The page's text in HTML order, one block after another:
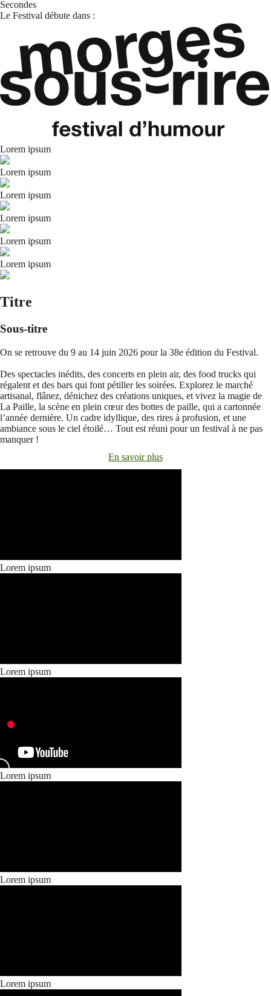
Secondes
Le Festival débute dans :
Lorem ipsum
Lorem ipsum
Lorem ipsum
Lorem ipsum
Lorem ipsum
Lorem ipsum
Titre
Sous-titre
On se retrouve du 9 au 14 juin 2026 pour la 38e édition du Festival.
Des spectacles inédits, des concerts en plein air, des food trucks qui
régalent et des bars qui font pétiller les soirées. Explorez le marché
artisanal, flânez, dénichez des créations uniques, et vivez la magie de
La Paille, la scène en plein cœur des bottes de paille, qui a cartonnée
l’année dernière. Un cadre idyllique, des rires à profusion, et une
ambiance sous le ciel étoilé… Tout est réuni pour un festival à ne pas
manquer !
En savoir plus
Lorem ipsum
Lorem ipsum
Lorem ipsum
Lorem ipsum
Lorem ipsum